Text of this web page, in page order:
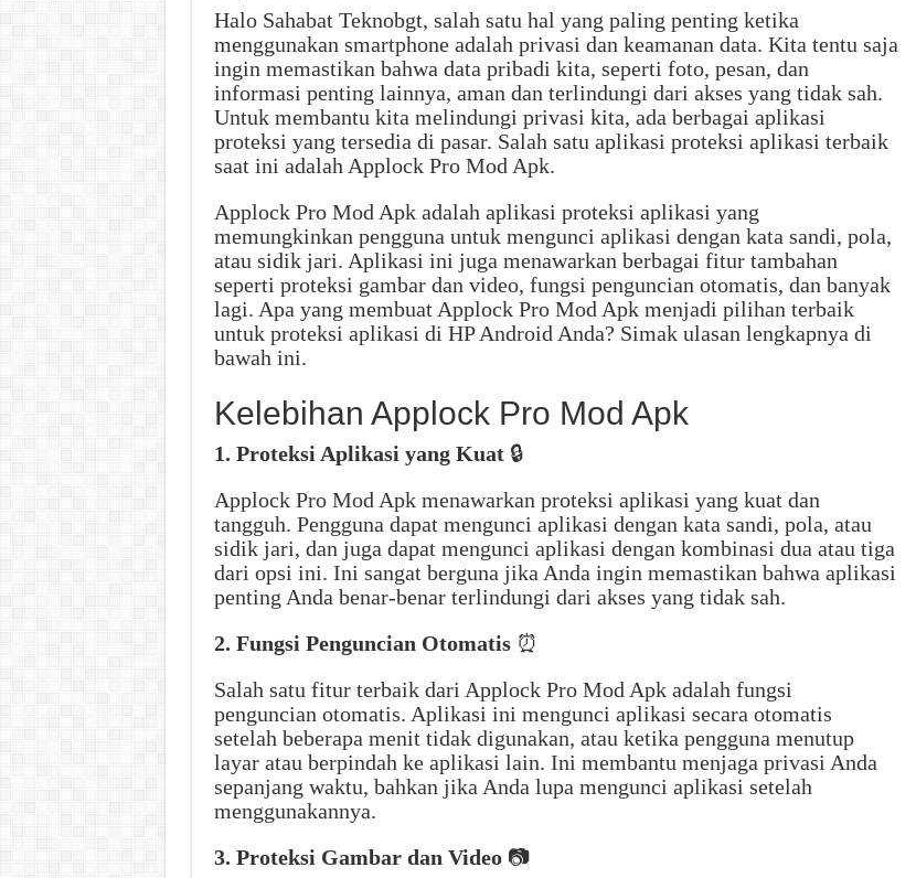
Halo Sahabat Teknobgt, salah satu hal yang paling penting ketika
menggunakan smartphone adalah privasi dan keamanan data. Kita tentu saja
ingin memastikan bahwa data pribadi kita, seperti foto, pesan, dan
informasi penting lainnya, aman dan terlindungi dari akses yang tidak sah.
Untuk membantu kita melindungi privasi kita, ada berbagai aplikasi
proteksi yang tersedia di pasar. Salah satu aplikasi proteksi aplikasi terbaik
saat ini adalah Applock Pro Mod Apk.
Applock Pro Mod Apk adalah aplikasi proteksi aplikasi yang
memungkinkan pengguna untuk mengunci aplikasi dengan kata sandi, pola,
atau sidik jari. Aplikasi ini juga menawarkan berbagai fitur tambahan
seperti proteksi gambar dan video, fungsi penguncian otomatis, dan banyak
lagi. Apa yang membuat Applock Pro Mod Apk menjadi pilihan terbaik
untuk proteksi aplikasi di HP Android Anda? Simak ulasan lengkapnya di
bawah ini.
Kelebihan Applock Pro Mod Apk
1. Proteksi Aplikasi yang Kuat🔒
Applock Pro Mod Apk menawarkan proteksi aplikasi yang kuat dan
tangguh. Pengguna dapat mengunci aplikasi dengan kata sandi, pola, atau
sidik jari, dan juga dapat mengunci aplikasi dengan kombinasi dua atau tiga
dari opsi ini. Ini sangat berguna jika Anda ingin memastikan bahwa aplikasi
penting Anda benar-benar terlindungi dari akses yang tidak sah.
2. Fungsi Penguncian Otomatis⏰
Salah satu fitur terbaik dari Applock Pro Mod Apk adalah fungsi
penguncian otomatis. Aplikasi ini mengunci aplikasi secara otomatis
setelah beberapa menit tidak digunakan, atau ketika pengguna menutup
layar atau berpindah ke aplikasi lain. Ini membantu menjaga privasi Anda
sepanjang waktu, bahkan jika Anda lupa mengunci aplikasi setelah
menggunakannya.
3. Proteksi Gambar dan Video📷